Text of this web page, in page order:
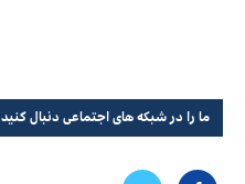
ما را در شبکه های اجتماعی دنبال کنید